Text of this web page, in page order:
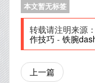
本文暂无标签
转载请注明来源：
作技巧 - 铁腕
上一篇